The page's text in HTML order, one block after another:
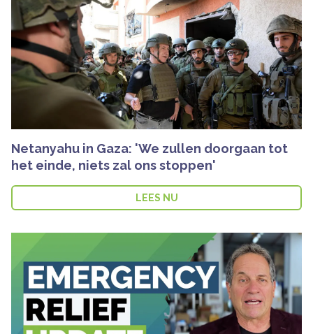
Netanyahu in Gaza: 'We zullen doorgaan tot
het einde, niets zal ons stoppen'
LEES NU